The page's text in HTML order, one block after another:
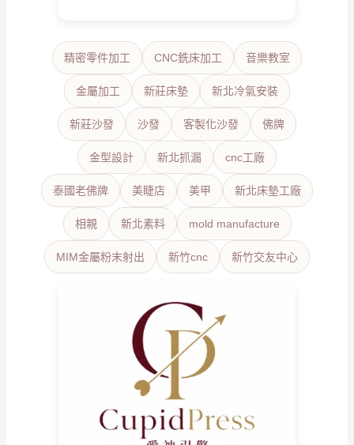
精密零件加工 CNC銑床加工 音樂教室
金屬加工 新莊床墊 新北冷氣安裝
新莊沙發 沙發 客製化沙發 佛牌
金型設計 新北抓漏 cnc工廠
泰國老佛牌 美睫店 美甲 新北床墊工廠
相親 新北素料 mold manufacture
MIM金屬粉末射出 新竹cnc 新竹交友中心